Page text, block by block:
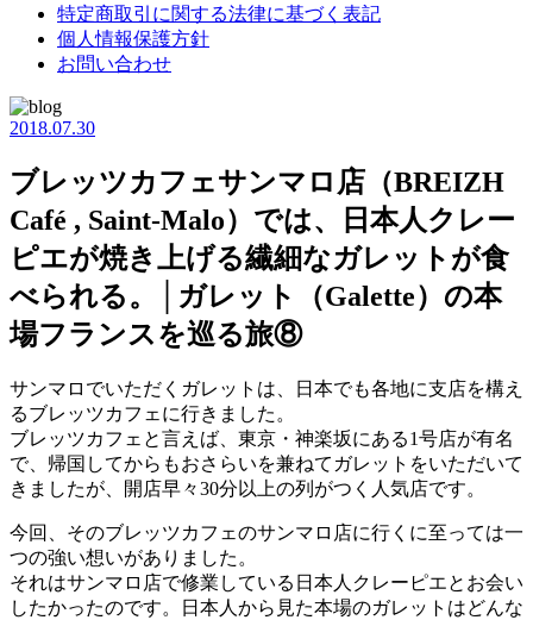
特定商取引に関する法律に基づく表記
個人情報保護方針
お問い合わせ
2018.07.30
ブレッツカフェサンマロ店（BREIZH
Café , Saint-Malo）では、日本人クレー
ピエが焼き上げる繊細なガレットが食
べられる。│ガレット（Galette）の本
場フランスを巡る旅⑧
サンマロでいただくガレットは、日本でも各地に支店を構え
るブレッツカフェに行きました。
ブレッツカフェと言えば、東京・神楽坂にある1号店が有名
で、帰国してからもおさらいを兼ねてガレットをいただいて
きましたが、開店早々30分以上の列がつく人気店です。
今回、そのブレッツカフェのサンマロ店に行くに至っては一
つの強い想いがありました。
それはサンマロ店で修業している日本人クレーピエとお会い
したかったのです。日本人から見た本場のガレットはどんな